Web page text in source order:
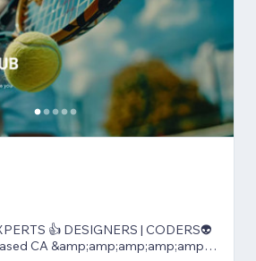
| CODERS👽
CA &amp;amp;amp;amp;amp;